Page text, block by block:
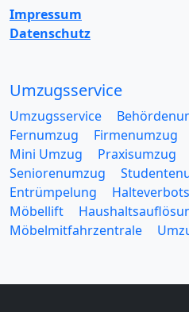
Impressum
Datenschutz
Umzugsservice
Umzugsservice
Fernumzug
Firmenumzug
Mini Umzug
Praxisumzug
Seniorenumzug
Entrümpelung
Möbellift
Möbelmitfahrzentrale